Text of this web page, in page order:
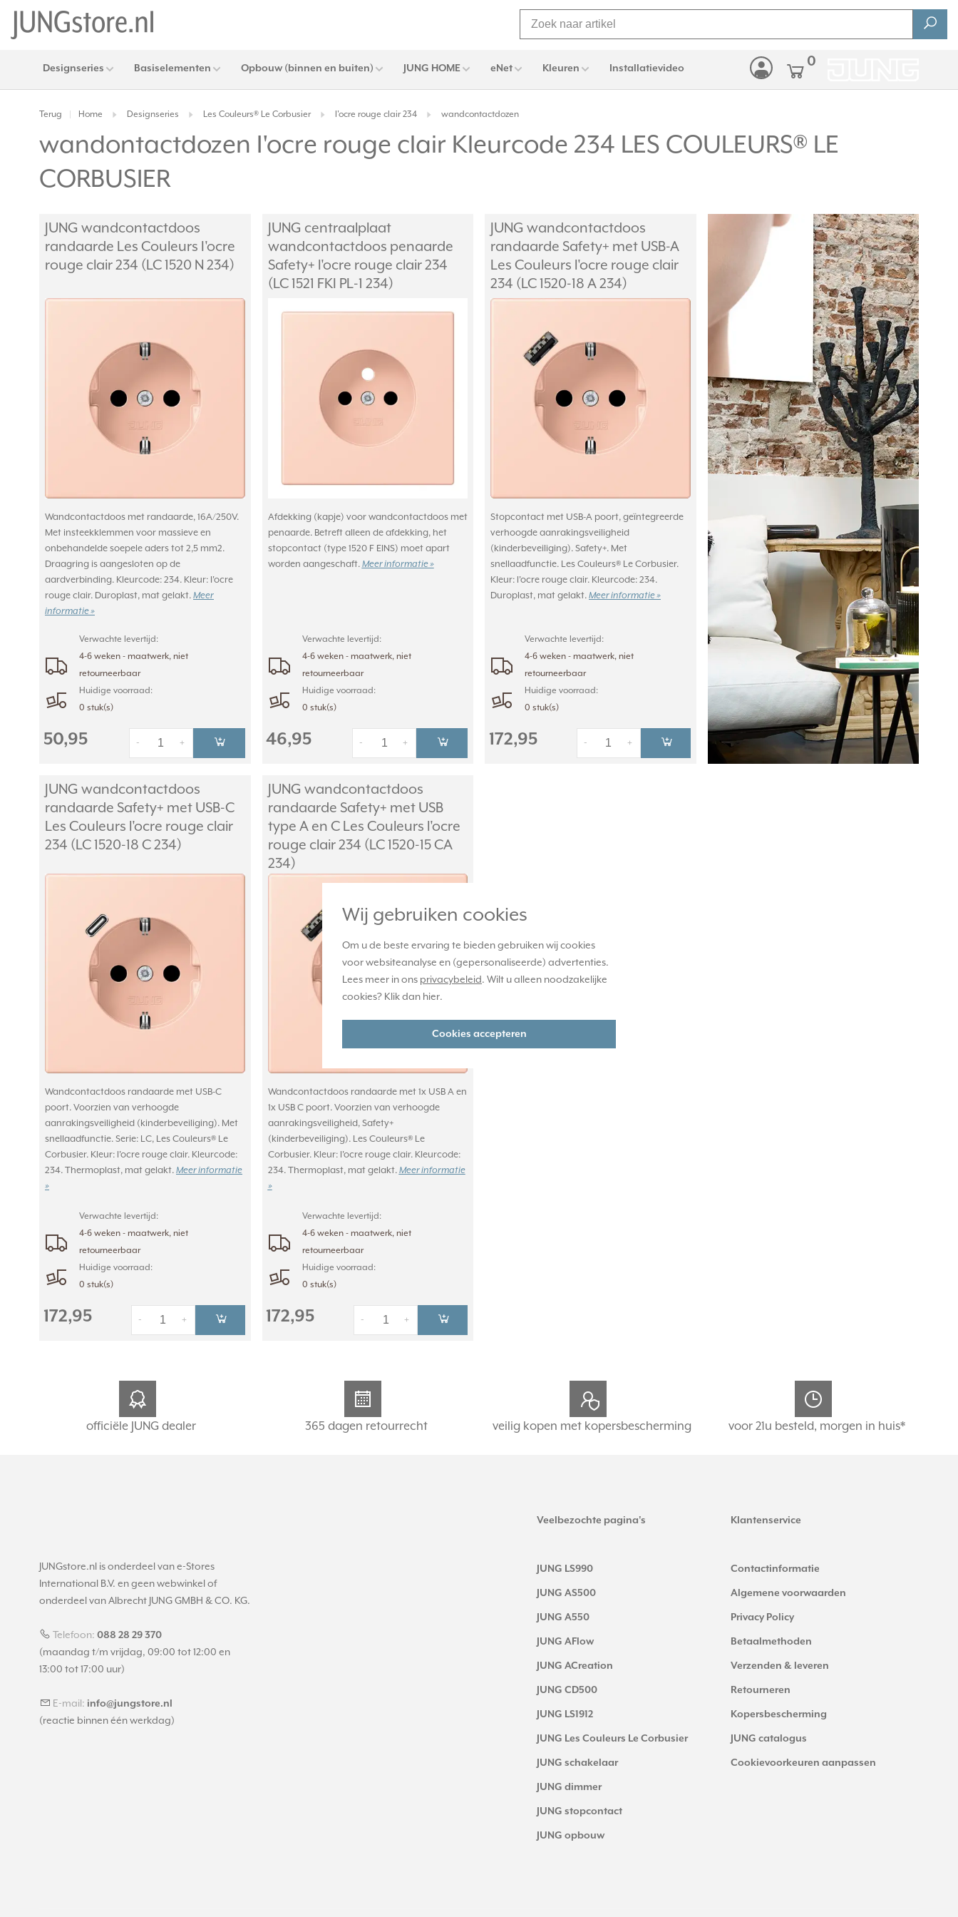
Wij gebruiken cookies
Om u de beste ervaring te bieden gebruiken wij cookies
voor websiteanalyse en (gepersonaliseerde) advertenties.
Lees meer in ons privacybeleid. Wilt u alleen noodzakelijke
cookies? Klik dan hier.
Cookies accepteren
Designseries Basiselementen Opbouw (binnen en buiten) JUNG HOME eNet Kleuren Installatievideo 0
Terug Home Designseries Les Couleurs® Le Corbusier I'ocre rouge clair 234 wandcontactdozen
wandontactdozen I'ocre rouge clair Kleurcode 234 LES COULEURS® LE
CORBUSIER
JUNG wandcontactdoos
randaarde Les Couleurs I'ocre
rouge clair 234 (LC 1520 N 234)
Wandcontactdoos met randaarde, 16A/250V.
Met insteekklemmen voor massieve en
onbehandelde soepele aders tot 2,5 mm2.
Draagring is aangesloten op de
aardverbinding. Kleurcode: 234. Kleur: I'ocre
rouge clair. Duroplast, mat gelakt. Meer
informatie »
Verwachte levertijd:
4-6 weken - maatwerk, niet
retourneerbaar
Huidige voorraad:
0 stuk(s)
50,95 +
-
JUNG centraalplaat
wandcontactdoos penaarde
Safety+ l'ocre rouge clair 234
(LC 1521 FKI PL-1 234)
Afdekking (kapje) voor wandcontactdoos met
penaarde. Betreft alleen de afdekking, het
stopcontact (type 1520 F EINS) moet apart
worden aangeschaft. Meer informatie »
Verwachte levertijd:
4-6 weken - maatwerk, niet
retourneerbaar
Huidige voorraad:
0 stuk(s)
46,95 +
-
JUNG wandcontactdoos
randaarde Safety+ met USB-A
Les Couleurs l'ocre rouge clair
234 (LC 1520-18 A 234)
Stopcontact met USB-A poort, geïntegreerde
verhoogde aanrakingsveiligheid
(kinderbeveiliging). Safety+. Met
snellaadfunctie. Les Couleurs® Le Corbusier.
Kleur: l'ocre rouge clair. Kleurcode: 234.
Duroplast, mat gelakt. Meer informatie »
Verwachte levertijd:
4-6 weken - maatwerk, niet
retourneerbaar
Huidige voorraad:
0 stuk(s)
172,95 +
-
JUNG wandcontactdoos
randaarde Safety+ met USB-C
Les Couleurs l'ocre rouge clair
234 (LC 1520-18 C 234)
Wandcontactdoos randaarde met USB-C
poort. Voorzien van verhoogde
aanrakingsveiligheid (kinderbeveiliging). Met
snellaadfunctie. Serie: LC, Les Couleurs® Le
Corbusier. Kleur: l'ocre rouge clair. Kleurcode:
234. Thermoplast, mat gelakt. Meer informatie
»
Verwachte levertijd:
4-6 weken - maatwerk, niet
retourneerbaar
Huidige voorraad:
0 stuk(s)
172,95 +
-
JUNG wandcontactdoos
randaarde Safety+ met USB
type A en C Les Couleurs l'ocre
rouge clair 234 (LC 1520-15 CA
234)
Wandcontactdoos randaarde met 1x USB A en
1x USB C poort. Voorzien van verhoogde
aanrakingsveiligheid, Safety+
(kinderbeveiliging). Les Couleurs® Le
Corbusier. Kleur: l'ocre rouge clair. Kleurcode:
234. Thermoplast, mat gelakt. Meer informatie
»
Verwachte levertijd:
4-6 weken - maatwerk, niet
retourneerbaar
Huidige voorraad:
0 stuk(s)
172,95 +
-
officiële JUNG dealer 365 dagen retourrecht veilig kopen met kopersbescherming voor 21u besteld, morgen in huis*
JUNGstore.nl is onderdeel van e-Stores
International B.V. en geen webwinkel of
onderdeel van Albrecht JUNG GMBH & CO. KG.
Telefoon: 088 28 29 370
(maandag t/m vrijdag, 09:00 tot 12:00 en
13:00 tot 17:00 uur)
E-mail: info@jungstore.nl
(reactie binnen één werkdag)
Veelbezochte pagina's
JUNG LS990
JUNG AS500
JUNG A550
JUNG AFlow
JUNG ACreation
JUNG CD500
JUNG LS1912
JUNG Les Couleurs Le Corbusier
JUNG schakelaar
JUNG dimmer
JUNG stopcontact
JUNG opbouw
Klantenservice
Contactinformatie
Algemene voorwaarden
Privacy Policy
Betaalmethoden
Verzenden & leveren
Retourneren
Kopersbescherming
JUNG catalogus
Cookievoorkeuren aanpassen